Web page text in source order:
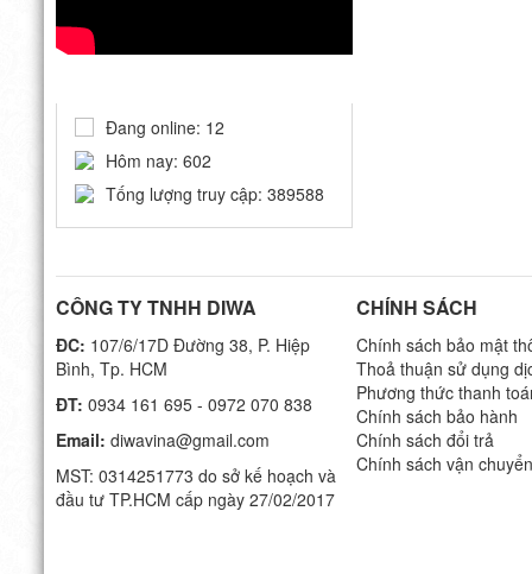
Đang online: 12
Hôm nay: 602
Tống lượng truy cập: 389588
CÔNG TY TNHH DIWA
ĐC: 107/6/17D Đường 38, P. Hiệp
Bình, Tp. HCM
ĐT: 0934 161 695 - 0972 070 838
Email: diwavina@gmail.com
MST: 0314251773 do sở kế hoạch và
đầu tư TP.HCM cấp ngày 27/02/2017
CHÍNH SÁCH
Chính sách bảo mật
Thoả thuận sử dụng
Phương thức thanh
Chính sách bảo hành
Chính sách đổi trả
Chính sách vận chuyển